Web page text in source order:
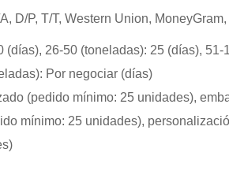
D/P, T/T, Western Union,
(días), 26-50 (toneladas): 25 (días), 51-
Por negociar (días)
(pedido mínimo: 25 unidades),
mínimo: 25 unidades),